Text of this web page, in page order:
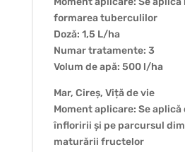
formarea tuberculilor
Doză: 1,5 L/ha
Numar tratamente: 3
Volum de apă: 500 l/ha
Mar, Cireș, Viță de vie
Moment aplicare: Se
înfloririi și pe parcursul
maturării fructelor